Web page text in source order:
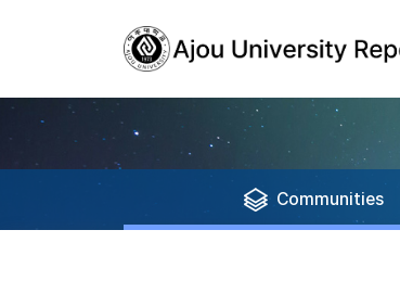
Communities